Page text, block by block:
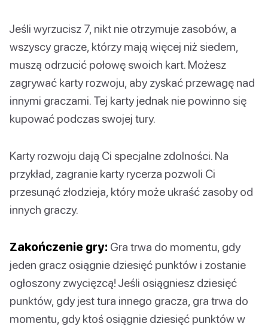
Jeśli wyrzucisz 7, nikt nie otrzymuje zasobów, a
wszyscy gracze, którzy mają więcej niż siedem,
muszą odrzucić połowę swoich kart. Możesz
zagrywać karty rozwoju, aby zyskać przewagę nad
innymi graczami. Tej karty jednak nie powinno się
kupować podczas swojej tury.
Karty rozwoju dają Ci specjalne zdolności. Na
przykład, zagranie karty rycerza pozwoli Ci
przesunąć złodzieja, który może ukraść zasoby od
innych graczy.
Zakończenie gry: Gra trwa do momentu, gdy
jeden gracz osiągnie dziesięć punktów i zostanie
ogłoszony zwycięzcą! Jeśli osiągniesz dziesięć
punktów, gdy jest tura innego gracza, gra trwa do
momentu, gdy ktoś osiągnie dziesięć punktów w